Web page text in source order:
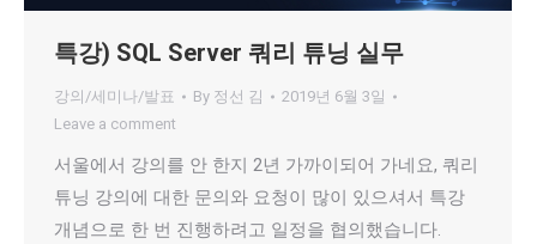
특강) SQL Server 쿼리 튜닝 실무
강의/세미나/발표 By 정선 김
2019년 6월 3일
Leave a comment
서울에서 강의를 안 한지 2년 가까이되어 가네요, 쿼리
튜닝 강의에 대한 문의와 요청이 많이 있으셔서 특강
개념으로 한 번 진행하려고 일정을 협의했습니다.